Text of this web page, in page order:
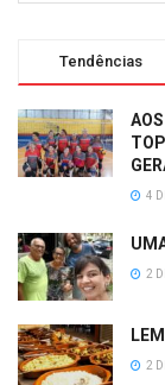
Tendências
4
2
2